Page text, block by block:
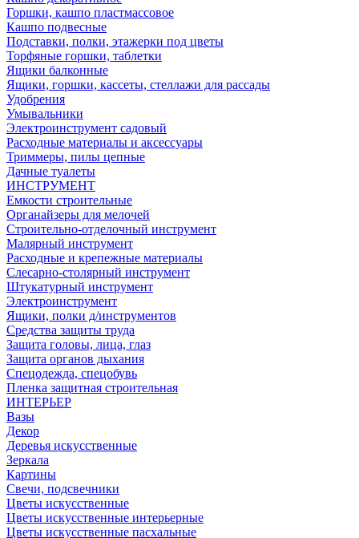
Горшки, кашпо пластмассовое
Кашпо подвесные
Подставки, полки, этажерки под цветы
Торфяные горшки, таблетки
Ящики балконные
Ящики, горшки, кассеты, стеллажи для рассады
Удобрения
Умывальники
Электроинструмент садовый
Расходные материалы и аксессуары
Триммеры, пилы цепные
Дачные туалеты
ИНСТРУМЕНТ
Емкости строительные
Органайзеры для мелочей
Строительно-отделочный инструмент
Малярный инструмент
Расходные и крепежные материалы
Слесарно-столярный инструмент
Штукатурный инструмент
Электроинструмент
Ящики, полки д/инструментов
Средства защиты труда
Защита головы, лица, глаз
Защита органов дыхания
Спецодежда, спецобувь
Пленка защитная строительная
ИНТЕРЬЕР
Вазы
Декор
Деревья искусственные
Зеркала
Картины
Свечи, подсвечники
Цветы искусственные
Цветы искусственные интерьерные
Цветы искусственные пасхальные